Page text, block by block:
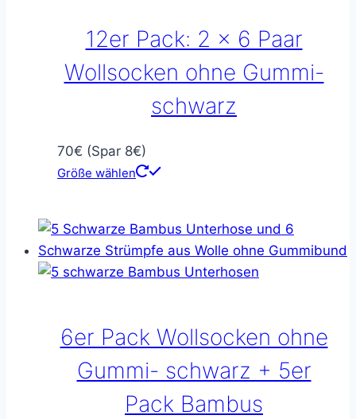
12er Pack: 2 x 6 Paar
Wollsocken ohne Gummi-
schwarz
70€ (Spar 8€)
Größe wählen
6er Pack Wollsocken ohne
Gummi- schwarz + 5er
Pack Bambus